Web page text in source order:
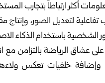
أكثر ارتباطاً بتجارب
لتعديل الصور، وإنتاج
الشخصية باستخدام الذكاء
وإضافة ‏خلفيات تعكس